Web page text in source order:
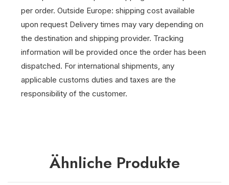
per order. Outside Europe: shipping cost available
upon request Delivery times may vary depending on
the destination and shipping provider. Tracking
information will be provided once the order has been
dispatched. For international shipments, any
applicable customs duties and taxes are the
responsibility of the customer.
Ähnliche Produkte